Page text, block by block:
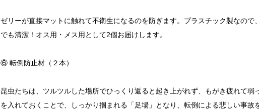
ゼリーが直接マットに触れて不衛生になるのを防ぎます。プラスチック製なので
でも清潔！オス用・メス用として2個お届けします。
⑥ 転倒防止材（２本）
昆虫たちは、ツルツルした場所でひっくり返ると起き上がれず、もがき疲れて弱
を入れておくことで、しっかり掴まれる「足場」となり、転倒による悲しい事故